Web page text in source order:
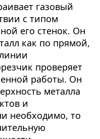
газовый
с типом
его стенок. Он
как по прямой,
проверяет
работы. Он
металла
и
необходимо, то